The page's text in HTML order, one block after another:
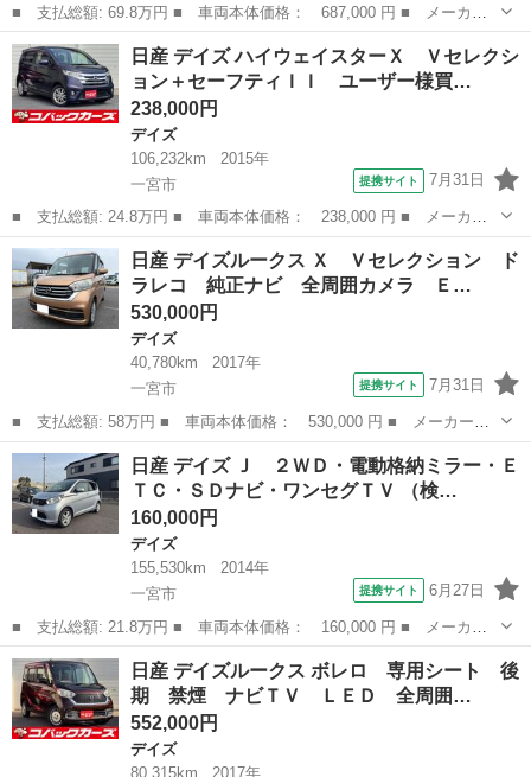
■ 支払総額: 69.8万円 ■ 車両本体価格： 687,000 円 ■ メーカー
名： 日産 ■ 車種名： デイズ ■ グレード名： ハイウェイスタ
ー Ｘ プロパイロットエディション 禁煙 ディスプレイオーディ
オ Ｂｌｕｅ...
愛知 一宮市 デイズ
日産 デイズ ハイウェイスターＸ Ｖセレクシ
ョン＋セーフティＩＩ ユーザー様買…
238,000円
デイズ
106,232km
2015年
一宮市
提携サイト 7月31日
■ 支払総額: 24.8万円 ■ 車両本体価格： 238,000 円 ■ メーカー
名： 日産 ■ 車種名： デイズ ■ グレード名： ハイウェイスタ
ーＸ Ｖセレクション＋セーフティＩＩ ユーザー様買取車 ＨＩ
Ｄ 純正ナビ ...
愛知 一宮市 デイズ
日産 デイズルークス Ｘ Ｖセレクション ド
ラレコ 純正ナビ 全周囲カメラ Ｅ…
530,000円
デイズ
40,780km
2017年
一宮市
提携サイト 7月31日
■ 支払総額: 58万円 ■ 車両本体価格： 530,000 円 ■ メーカー
名： 日産 ■ 車種名： デイズルークス ■ グレード名： Ｘ Ｖ
セレクション ドラレコ 純正ナビ 全周囲カメラ ＥＴＣ 両側電
動ドア フルセグ...
愛知 一宮市 デイズ
日産 デイズ Ｊ ２ＷＤ・電動格納ミラー・Ｅ
ＴＣ・ＳＤナビ・ワンセグＴＶ （検…
160,000円
デイズ
155,530km
2014年
一宮市
提携サイト 6月27日
■ 支払総額: 21.8万円 ■ 車両本体価格： 160,000 円 ■ メーカー
名： 日産 ■ 車種名： デイズ ■ グレード名： Ｊ ２ＷＤ・電
動格納ミラー・ＥＴＣ・ＳＤナビ・ワンセグＴＶ ■ 排気量： 660cc
■...
愛知 一宮市 デイズ
日産 デイズルークス ボレロ 専用シート 後
期 禁煙 ナビＴＶ ＬＥＤ 全周囲…
552,000円
デイズ
80,315km
2017年